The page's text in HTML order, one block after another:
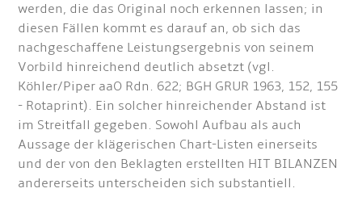
werden, die das Original noch erkennen lassen; in
diesen Fällen kommt es darauf an, ob sich das
nachgeschaffene Leistungsergebnis von seinem
Vorbild hinreichend deutlich absetzt (vgl.
Köhler/Piper aaO Rdn. 622; BGH GRUR 1963, 152, 155
- Rotaprint). Ein solcher hinreichender Abstand ist
im Streitfall gegeben. Sowohl Aufbau als auch
Aussage der klägerischen Chart-Listen einerseits
und der von den Beklagten erstellten HIT BILANZEN
andererseits unterscheiden sich substantiell.